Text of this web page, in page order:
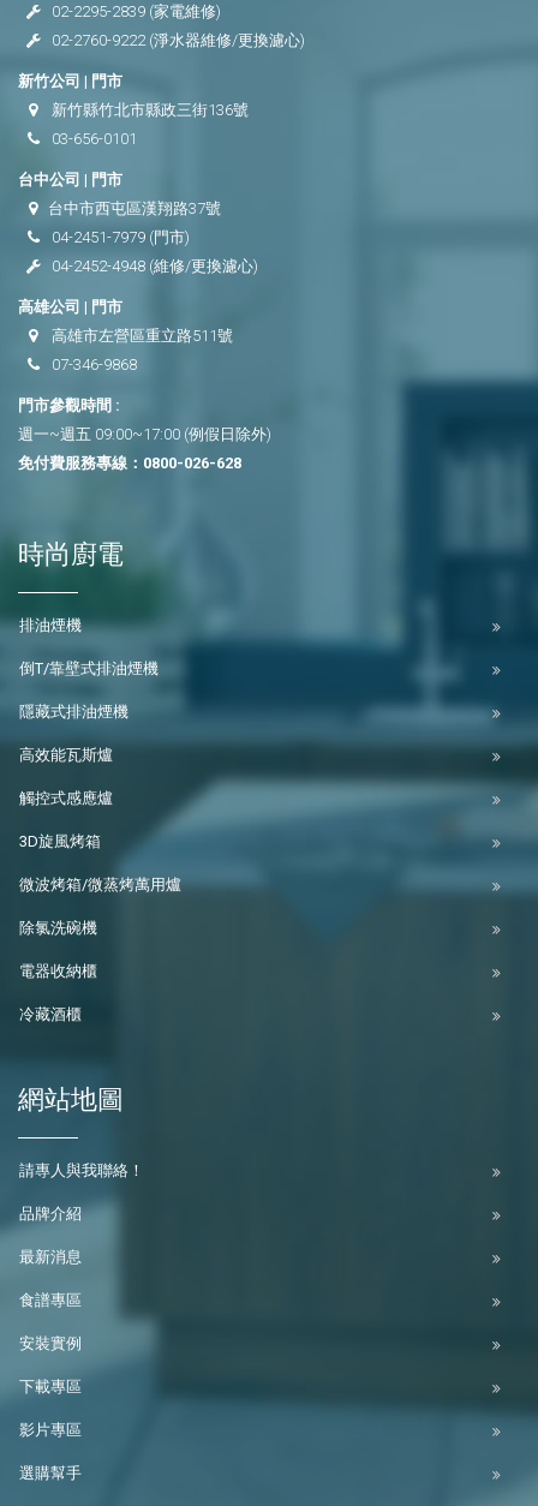
02-2295-2839 (家電維修)
02-2760-9222(淨水器維修/更換濾心)
新竹公司 | 門市
新竹縣竹北市縣政三街136號
03-656-0101
台中公司 | 門市
台中市西屯區漢翔路37號
04-2451-7979 (門市)
04-2452-4948 (維修/更換濾心)
高雄公司 | 門市
高雄市左營區重立路511號
07-346-9868
門市參觀時間 :
週一~週五 09:00~17:00 (例假日除外)
免付費服務專線： 0800-026-628
時尚廚電
排油煙機
倒T/靠壁式排油煙機
隱藏式排油煙機
高效能瓦斯爐
觸控式感應爐
3D旋風烤箱
微波烤箱/微蒸烤萬用爐
除氯洗碗機
電器收納櫃
冷藏酒櫃
網站地圖
請專人與我聯絡！
品牌介紹
最新消息
食譜專區
安裝實例
下載專區
影片專區
選購幫手